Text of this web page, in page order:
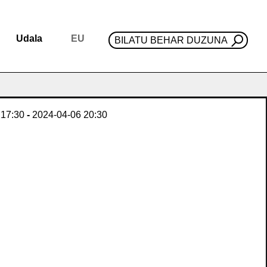
Udala EU BILATU BEHAR DUZUNA
17:30 - 2024-04-06 20:30